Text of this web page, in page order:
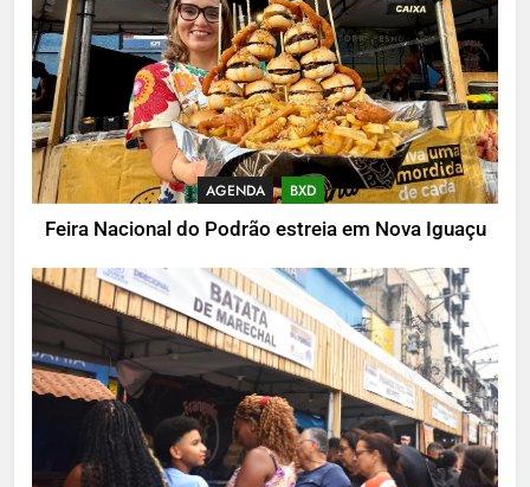
AGENDA BXD
Feira Nacional do Podrão estreia em Nova Iguaçu